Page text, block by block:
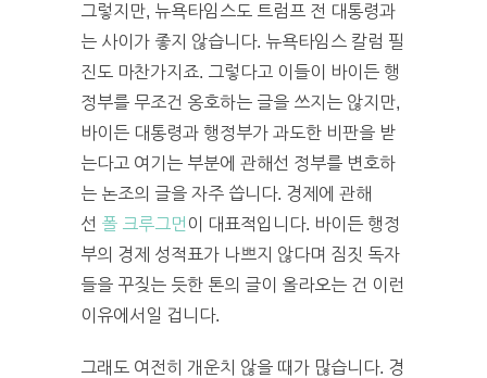
그렇지만, 뉴욕타임스도 트럼프 전 대통령과
는 사이가 좋지 않습니다. 뉴욕타임스 칼럼 필
진도 마찬가지죠. 그렇다고 이들이 바이든 행
정부를 무조건 옹호하는 글을 쓰지는 않지만,
바이든 대통령과 행정부가 과도한 비판을 받
는다고 여기는 부분에 관해선 정부를 변호하
는 논조의 글을 자주 씁니다. 경제에 관해
선 폴 크루그먼 이 대표적입니다. 바이든 행정
부의 경제 성적표가 나쁘지 않다며 짐짓 독자
들을 꾸짖는 듯한 톤의 글이 올라오는 건 이런
이유에서일 겁니다.
그래도 여전히 개운치 않을 때가 많습니다. 경